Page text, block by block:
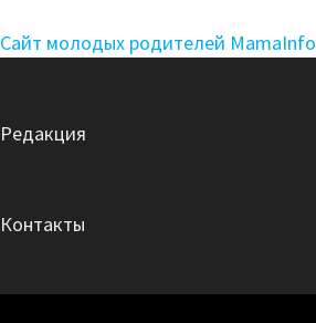
Сайт молодых родителей MamaInfo
Редакция
Контакты